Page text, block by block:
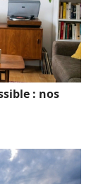
: nos